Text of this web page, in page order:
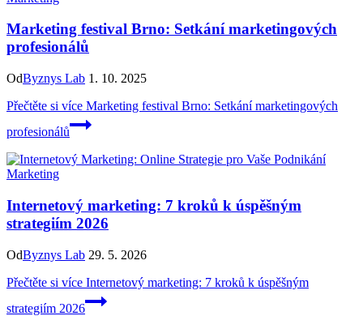
Marketing festival Brno: Setkání marketingových
profesionálů
OdByznys Lab 1. 10. 2025
Přečtěte si více Marketing festival Brno: Setkání marketingových
profesionálů
Marketing
Internetový marketing: 7 kroků k úspěšným
strategiím 2026
OdByznys Lab 29. 5. 2026
Přečtěte si více Internetový marketing: 7 kroků k úspěšným
strategiím 2026